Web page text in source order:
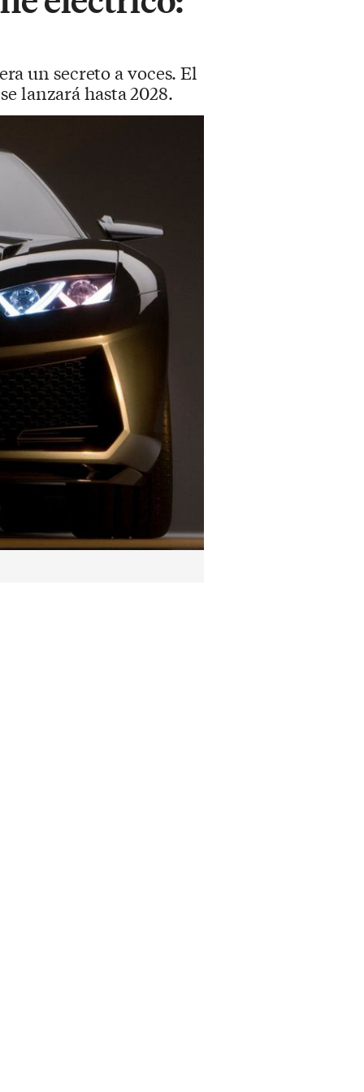
un secreto a voces. El
lanzará hasta 2028.